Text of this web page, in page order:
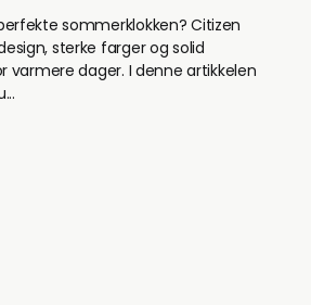
sommerklokken? Citizen
sterke farger og solid
varmere dager. I denne artikkelen